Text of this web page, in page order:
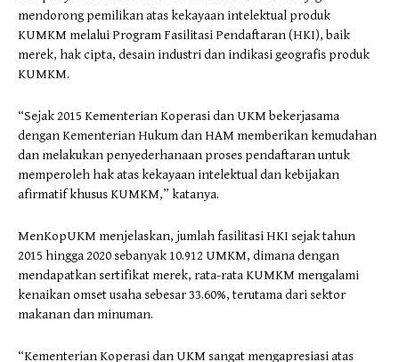
mendorong pemilikan atas kekayaan intelektual produk
KUMKM melalui Program Fasilitasi Pendaftaran (HKI), baik
merek, hak cipta, desain industri dan indikasi geografis produk
KUMKM.
“Sejak 2015 Kementerian Koperasi dan UKM bekerjasama
dengan Kementerian Hukum dan HAM memberikan kemudahan
dan melakukan penyederhanaan proses pendaftaran untuk
memperoleh hak atas kekayaan intelektual dan kebijakan
afirmatif khusus KUMKM,” katanya.
MenKopUKM menjelaskan, jumlah fasilitasi HKI sejak tahun
2015 hingga 2020 sebanyak 10.912 UMKM, dimana dengan
mendapatkan sertifikat merek, rata-rata KUMKM mengalami
kenaikan omset usaha sebesar 33.60%, terutama dari sektor
makanan dan minuman.
“Kementerian Koperasi dan UKM sangat mengapresiasi atas